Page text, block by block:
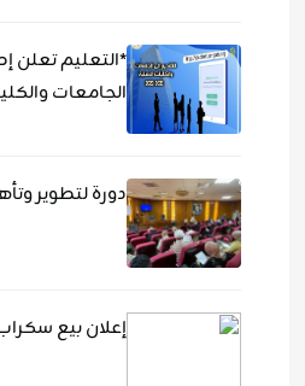
*التعليم تعلن
الجامعات
دورة لتطوير
إعلان بيع